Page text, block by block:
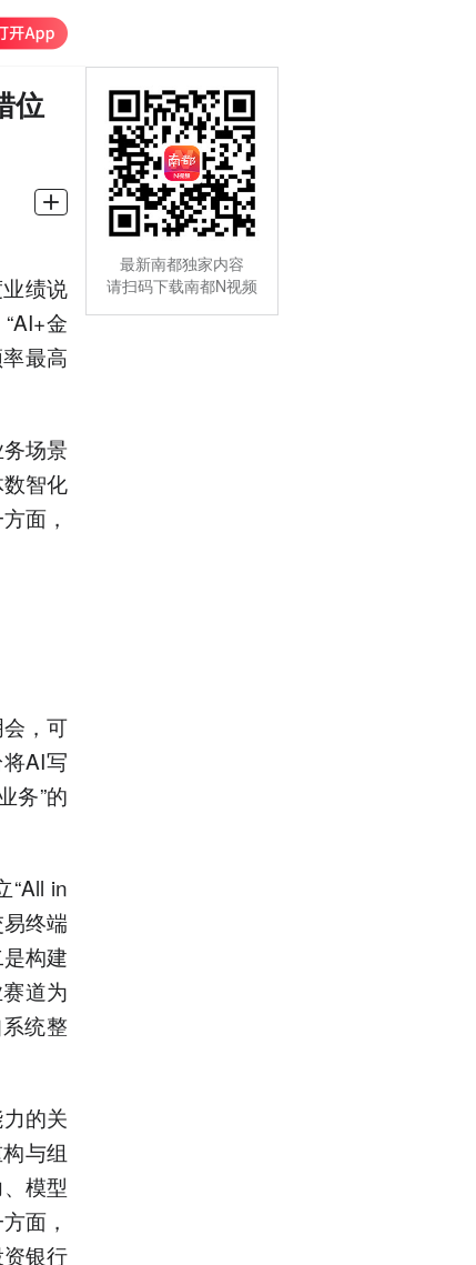
位
绩说
金
最高
场景
智化
面，
，可
AI写
务”的
“All in
终端
构建
道为
统整
的关
与组
模型
面，
银行
最新南都独家内容
请扫码下载南都N视频